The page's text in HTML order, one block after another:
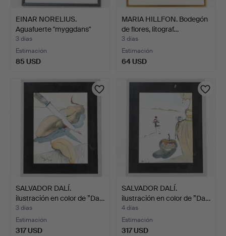
EINAR NORELIUS.
Aguafuerte "myggdans"
firm…
3 días
Estimación
85 USD
MARIA HILLFON. Bodegón
de flores, litograf…
3 días
Estimación
64 USD
SALVADOR DALÍ.
ilustración en color de ”Da…
3 días
Estimación
317 USD
SALVADOR DALÍ.
ilustración en color de ”Da…
4 días
Estimación
317 USD